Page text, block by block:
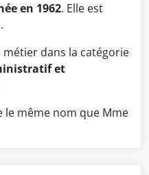
en 1962. Elle est
métier dans la catégorie
et
même nom que Mme